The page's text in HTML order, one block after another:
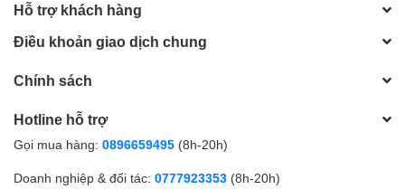
Hỗ trợ khách hàng
Điều khoản giao dịch chung
Chính sách
Hotline hỗ trợ
Gọi mua hàng: 0896659495 (8h-20h)
Doanh nghiệp & đối tác: 0777923353 (8h-20h)